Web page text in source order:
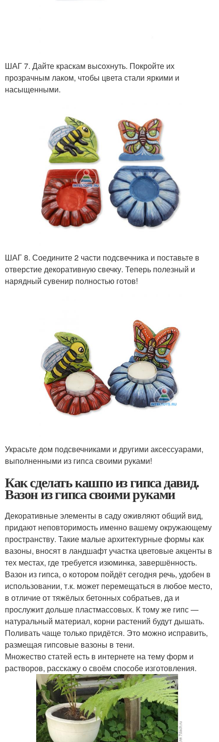
ШАГ 7. Дайте краскам высохнуть. Покройте их
прозрачным лаком, чтобы цвета стали яркими и
насыщенными.
ШАГ 8. Соедините 2 части подсвечника и поставьте в
отверстие декоративную свечку. Теперь полезный и
нарядный сувенир полностью готов!
Украсьте дом подсвечниками и другими аксессуарами,
выполненными из гипса своими руками!
Как сделать кашпо из гипса давид.
Вазон из гипса своими руками
Декоративные элементы в саду оживляют общий вид,
придают неповторимость именно вашему окружающему
пространству. Такие малые архитектурные формы как
вазоны, вносят в ландшафт участка цветовые акценты в
тех местах, где требуется изюминка, завершённость.
Вазон из гипса, о котором пойдёт сегодня речь, удобен в
использовании, т.к. может перемещаться в любое место,
в отличие от тяжёлых бетонных собратьев, да и
прослужит дольше пластмассовых. К тому же гипс —
натуральный материал, корни растений будут дышать.
Поливать чаще только придётся. Это можно исправить,
размещая гипсовые вазоны в тени.
Множество статей есть в интернете на тему форм и
растворов, расскажу о своём способе изготовления.